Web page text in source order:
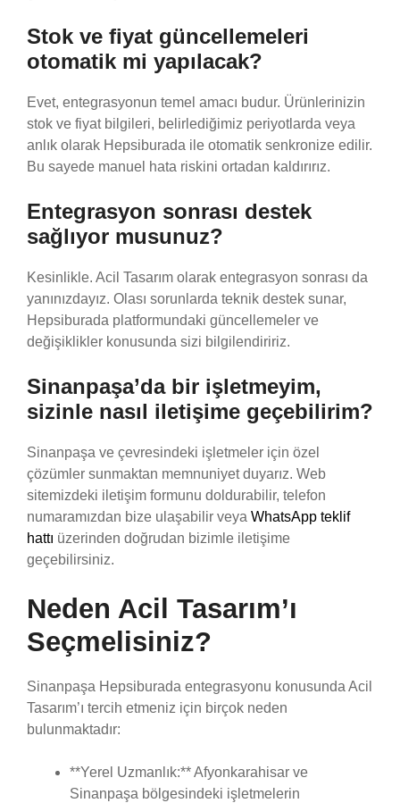
Stok ve fiyat güncellemeleri
otomatik mi yapılacak?
Evet, entegrasyonun temel amacı budur. Ürünlerinizin
stok ve fiyat bilgileri, belirlediğimiz periyotlarda veya
anlık olarak Hepsiburada ile otomatik senkronize edilir.
Bu sayede manuel hata riskini ortadan kaldırırız.
Entegrasyon sonrası destek
sağlıyor musunuz?
Kesinlikle. Acil Tasarım olarak entegrasyon sonrası da
yanınızdayız. Olası sorunlarda teknik destek sunar,
Hepsiburada platformundaki güncellemeler ve
değişiklikler konusunda sizi bilgilendiririz.
Sinanpaşa’da bir işletmeyim,
sizinle nasıl iletişime geçebilirim?
Sinanpaşa ve çevresindeki işletmeler için özel
çözümler sunmaktan memnuniyet duyarız. Web
sitemizdeki iletişim formunu doldurabilir, telefon
numaramızdan bize ulaşabilir veya WhatsApp teklif
hattı üzerinden doğrudan bizimle iletişime
geçebilirsiniz.
Neden Acil Tasarım’ı
Seçmelisiniz?
Sinanpaşa Hepsiburada entegrasyonu konusunda Acil
Tasarım’ı tercih etmeniz için birçok neden
bulunmaktadır:
**Yerel Uzmanlık:** Afyonkarahisar ve
Sinanpaşa bölgesindeki işletmelerin